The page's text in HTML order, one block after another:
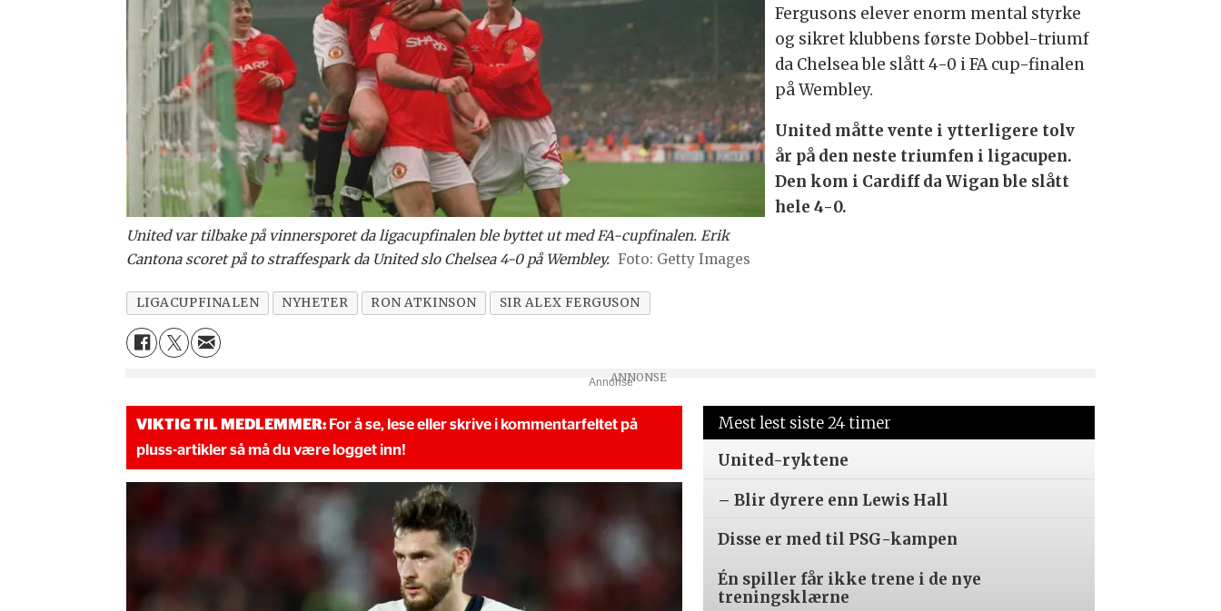
United var tilbake på vinnersporet da ligacupfinalen ble byttet ut med FA-cupfinalen. Erik
Cantona scoret på to straffespark da United slo Chelsea 4-0 på Wembley.
Getty Images
Fergusons elever enorm mental styrke
og sikret klubbens første Dobbel-triumf
da Chelsea ble slått 4-0 i FA cup-finalen
på Wembley.
United måtte vente i ytterligere tolv
år på den neste triumfen i ligacupen.
Den kom i Cardiff da Wigan ble slått
hele 4-0.
LIGACUPFINALEN NYHETER RON ATKINSON SIR ALEX FERGUSON
Annonse
VIKTIG TIL MEDLEMMER: For å se, lese eller skrive i kommentarfeltet på
pluss-artikler så må du være logget inn!
Mest lest siste 24 timer
United-ryktene
– Blir dyrere enn Lewis Hall
Disse er med til PSG-kampen
Én spiller får ikke trene i de nye
treningsklærne